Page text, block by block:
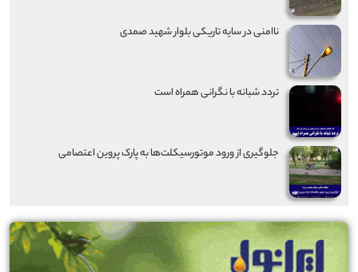
ناامنی در سایه تاریکی بلوار شهید صمدی
تردد شبانه با نگرانی همراه است
جلوگیری از ورود موتورسیکلت‌ها به پارک پروین اعتصامی